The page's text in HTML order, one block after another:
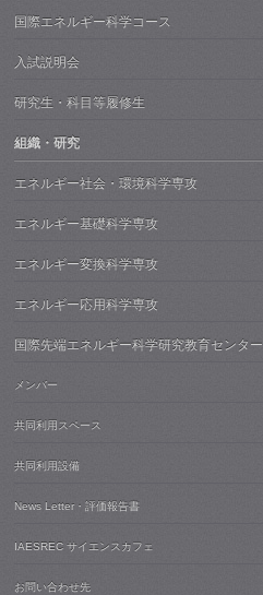
国際エネルギー科学コース
入試説明会
研究生・科目等履修生
組織・研究
エネルギー社会・環境科学専攻
エネルギー基礎科学専攻
エネルギー変換科学専攻
エネルギー応用科学専攻
国際先端エネルギー科学研究教育センター
メンバー
共同利用スペース
共同利用設備
News Letter・評価報告書
IAESREC サイエンスカフェ
お問い合わせ先